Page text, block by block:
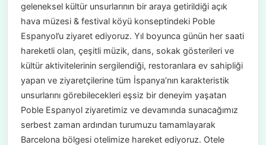
geleneksel kültür unsurlarının bir araya getirildiği açık
hava müzesi & festival köyü konseptindeki Poble
Espanyol’u ziyaret ediyoruz. Yıl boyunca günün her saati
hareketli olan, çeşitli müzik, dans, sokak gösterileri ve
kültür aktivitelerinin sergilendiği, restoranlara ev sahipliği
yapan ve ziyaretçilerine tüm İspanya’nın karakteristik
unsurlarını görebilecekleri eşsiz bir deneyim yaşatan
Poble Espanyol ziyaretimiz ve devamında sunacağımız
serbest zaman ardından turumuzu tamamlayarak
Barcelona bölgesi otelimize hareket ediyoruz. Otele